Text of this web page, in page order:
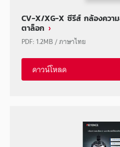
CV-X/XG-X ซีรีส์ กล้องควา
ตาล็อก
PDF: 1.2MB/ภาษาไทย
ดาวน์โหลด